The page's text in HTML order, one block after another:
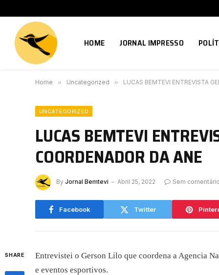
HOME JORNAL IMPRESSO
Home » Uncategorized » LUCAS BEMTEVI ENTREVISTA
UNCATEGORIZED
LUCAS BEMTEVI
COORDENADOR DA ANE
By Jornal Bemtevi Abril 25, 2022 Sem
Facebook Twitter
SHARE
Entrevistei o Gerson Lilo que coordena a Agencia
e eventos esportivos.